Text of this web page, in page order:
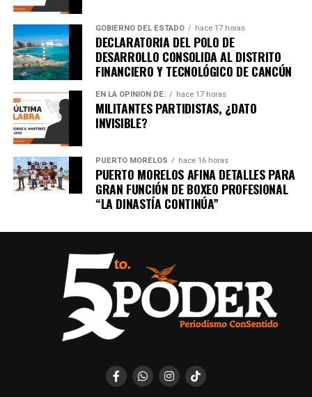
GOBIERNO DEL ESTADO hace 17 horas
DECLARATORIA DEL POLO DE
DESARROLLO CONSOLIDA AL DISTRITO
FINANCIERO Y TECNOLÓGICO DE CANCÚN
EN LA OPINIÓN DE: hace 17 horas
MILITANTES PARTIDISTAS, ¿DATO
INVISIBLE?
PUERTO MORELOS hace 16 horas
PUERTO MORELOS AFINA DETALLES PARA
GRAN FUNCIÓN DE BOXEO PROFESIONAL
“LA DINASTÍA CONTINÚA”